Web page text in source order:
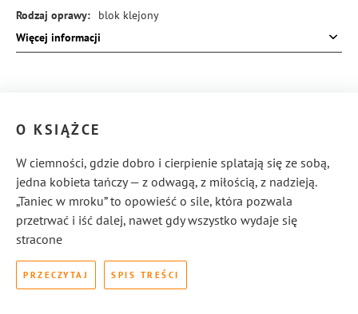
Rodzaj oprawy:
blok klejony
ISBN:
978-83-8431-787-7
Więcej informacji
O KSIĄŻCE
W ciemności, gdzie dobro i cierpienie splatają się ze sobą,
jedna kobieta tańczy — z odwagą, z miłością, z nadzieją.
„Taniec w mroku” to opowieść o sile, która pozwala
przetrwać i iść dalej, nawet gdy wszystko wydaje się
stracone
PRZECZYTAJ SPIS TREŚCI